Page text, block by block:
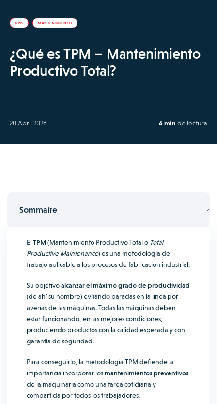
KPIS MANTENIMIENTO
¿Qué es TPM – Mantenimiento
Productivo Total?
20 Abril 2026 6 min de lectura
Sommaire
ElTPM (Mantenimiento Productivo Total o Total
Productive Maintenance) es una metodología de
trabajo aplicable a los procesos de fabricación industrial.
Su objetivoalcanzar el máximo grado de productividad
(de ahí su nombre) evitando paradas en la línea por
averías de las máquinas. Todas las máquinas deben
estar funcionando, en las mejores condiciones,
produciendo productos con la calidad esperada y con
garantía de seguridad.
Para conseguirlo, la metodología TPM defiende la
importancia incorporar losmantenimientos preventivos
de la maquinaria como una tarea cotidiana y
compartida por todos los trabajadores.